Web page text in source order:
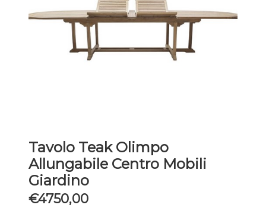
Tavolo Teak Olimpo
Allungabile Centro Mobili
Giardino
€4750,00